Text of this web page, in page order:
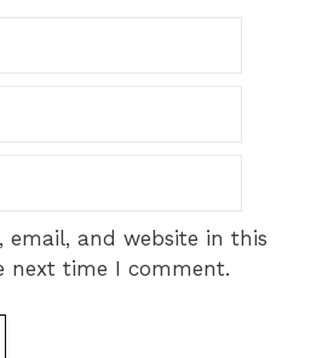
email, and website in this
next time I comment.